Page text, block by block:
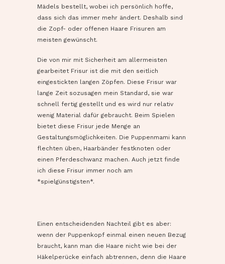
Mädels bestellt, wobei ich persönlich hoffe,
dass sich das immer mehr ändert. Deshalb sind
die Zopf- oder offenen Haare Frisuren am
meisten gewünscht.
Die von mir mit Sicherheit am allermeisten
gearbeitet Frisur ist die mit den seitlich
eingestickten langen Zöpfen. Diese Frisur war
lange Zeit sozusagen mein Standard, sie war
schnell fertig gestellt und es wird nur relativ
wenig Material dafür gebraucht. Beim Spielen
bietet diese Frisur jede Menge an
Gestaltungsmöglichkeiten. Die Puppenmami kann
flechten üben, Haarbänder festknoten oder
einen Pferdeschwanz machen. Auch jetzt finde
ich diese Frisur immer noch am
*spielgünstigsten*.
Einen entscheidenden Nachteil gibt es aber:
wenn der Puppenkopf einmal einen neuen Bezug
braucht, kann man die Haare nicht wie bei der
Häkelperücke einfach abtrennen, denn die Haare